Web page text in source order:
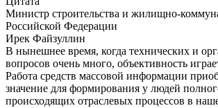
Министр строительства и жилищно-
Российской Федерации
Ирек Файзуллин
В нынешнее время, когда технических и
вопросов очень много, объективность
Работа средств массовой информации
значение для формирования у людей
происходящих отраслевых процессов в